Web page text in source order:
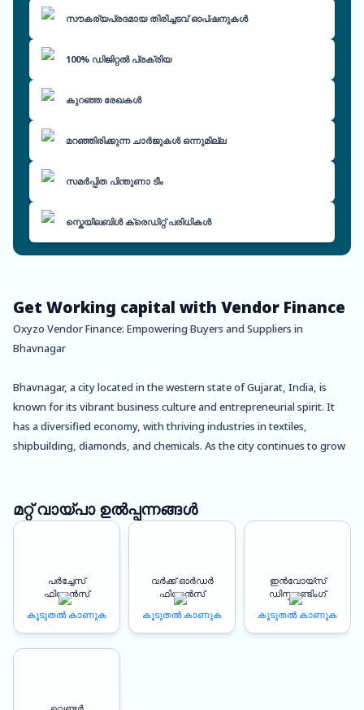
സൗകര്യപ്രദമായ തിരിച്ചടവ് ഓപ്ഷനുകൾ
100% ഡിജിറ്റൽ പ്രക്രിയ
കുറഞ്ഞ രേഖകൾ
മറഞ്ഞിരിക്കുന്ന ചാർജുകൾ ഒന്നുമില്ല
സമർപ്പിത പിന്തുണാ ടീം
സ്കെയിലബിൾ ക്രെഡിറ്റ് പരിധികൾ
Get Working capital with Vendor Finance
Oxyzo Vendor Finance: Empowering Buyers and Suppliers in
Bhavnagar
Bhavnagar, a city located in the western state of Gujarat, India, is
known for its vibrant business culture and entrepreneurial spirit. It
has a diversified economy, with thriving industries in textiles,
shipbuilding, diamonds, and chemicals. As the city continues to grow
That’s where Oxyzo Vendor Finance comes in. We are a leading
achieve their business goals.
Benefits for Buyers:
High scalability: With Oxyzo Vendor Finance, buyers can access higher
മറ്റ് വായ്പാ ഉൽപ്പന്നങ്ങൾ
പർച്ചേസ്
ഫിനാൻസ്
കൂടുതൽ കാണുക
വർക്ക് ഓർഡർ
ഫിനാൻസ്
കൂടുതൽ കാണുക
ഇൻവോയ്സ്
ഡിസ്കൗണ്ടിംഗ്
കൂടുതൽ കാണുക